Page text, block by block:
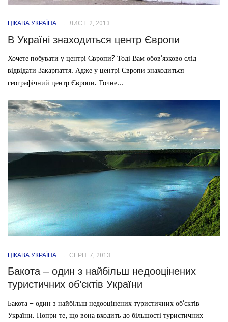
ЦІКАВА УКРАЇНА ЛИСТ. 2, 2013
В Україні знаходиться центр Європи
Хочете побувати у центрі Європи? Тоді Вам обов’язково слід
відвідати Закарпаття. Адже у центрі Європи знаходиться
географічний центр Європи. Точне...
ЦІКАВА УКРАЇНА СЕРП. 7, 2013
Бакота – один з найбільш недооцінених
туристичних об’єктів України
Бакота – один з найбільш недооцінених туристичних об’єктів
України. Попри те, що вона входить до більшості туристичних